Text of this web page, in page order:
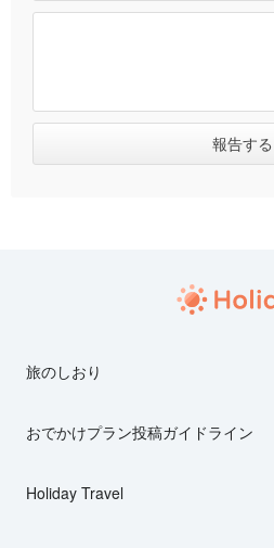
旅のしおり
おでかけプラン投稿ガイドライン
Holiday Travel